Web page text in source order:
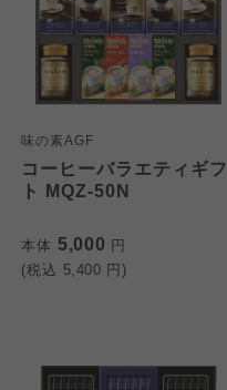
味の素AGF
コーヒーバラエティギフ
ト MQZ-50N
本体 5,000 円
(税込 5,400 円)